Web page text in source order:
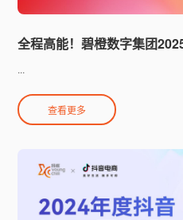
全程高能！碧橙数字集团
...
查看更多